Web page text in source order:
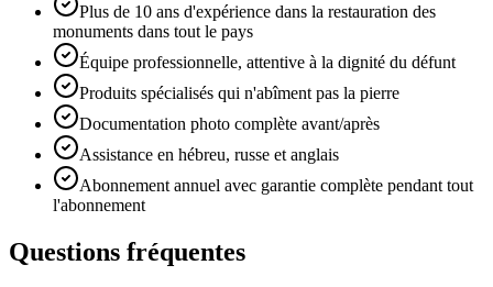
Plus de 10 ans d'expérience dans la restauration des
monuments dans tout le pays
Équipe professionnelle, attentive à la dignité du défunt
Produits spécialisés qui n'abîment pas la pierre
Documentation photo complète avant/après
Assistance en hébreu, russe et anglais
Abonnement annuel avec garantie complète pendant tout
l'abonnement
Questions fréquentes